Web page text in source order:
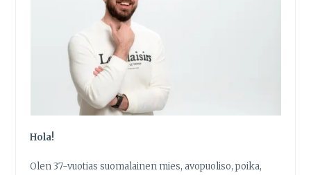
Hola!
Olen 37-vuotias suomalainen mies, avopuoliso, poika,